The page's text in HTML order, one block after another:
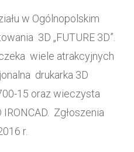
w Ogólnopolskim
3D „FUTURE 3D”.
wiele atrakcyjnych
drukarka 3D
15 oraz wieczysta
Zgłoszenia
r.